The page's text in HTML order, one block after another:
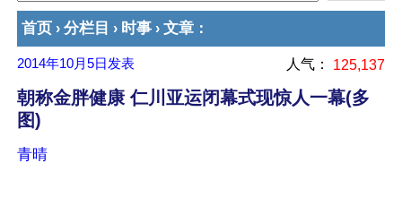
首页 › 分栏目 › 时事 › 文章 ：
2014年10月5日 发表 人气： 125,137
朝称金胖健康 仁川亚运闭幕式现惊人一幕(多
图)
青晴